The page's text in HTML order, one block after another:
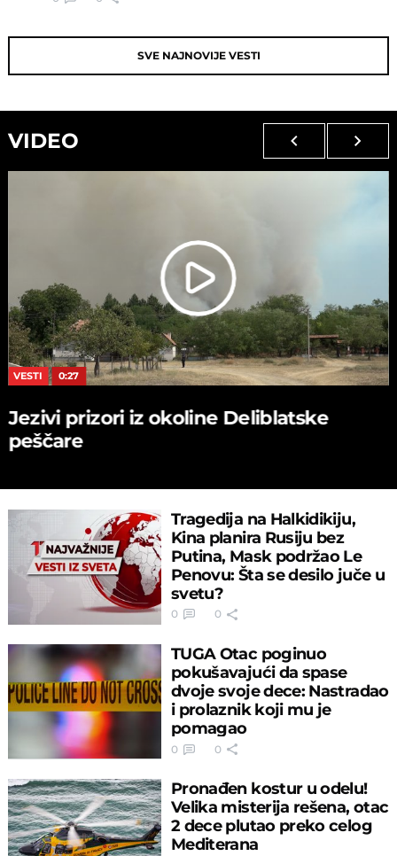
SVE NAJNOVIJE VESTI
VIDEO
VESTI 0:27
Jezivi prizori iz okoline Deliblatske
peščare
Tragedija na Halkidikiju,
Kina planira Rusiju bez
Putina, Mask podržao Le
Penovu: Šta se desilo juče u
svetu?
0 0
TUGA Otac poginuo
pokušavajući da spase
dvoje svoje dece: Nastradao
i prolaznik koji mu je
pomagao
0 0
Pronađen kostur u odelu!
Velika misterija rešena, otac
2 dece plutao preko celog
Mediterana